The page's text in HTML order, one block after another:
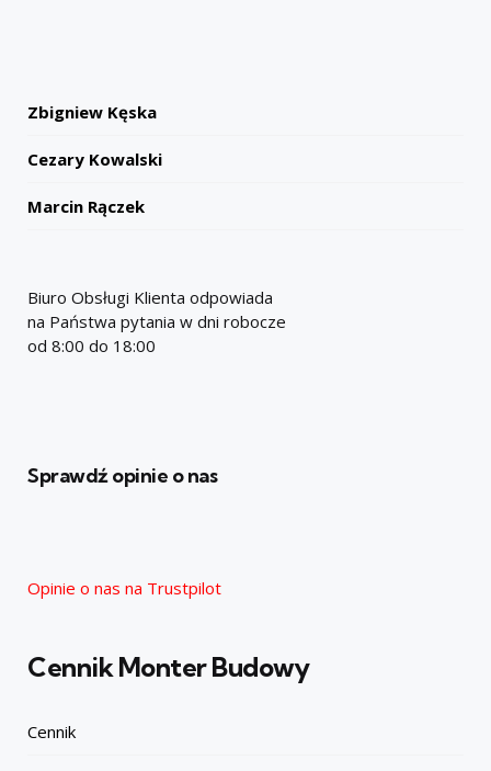
Zbigniew Kęska
Cezary Kowalski
Marcin Rączek
Biuro Obsługi Klienta odpowiada
na Państwa pytania w dni robocze
od 8:00 do 18:00
Sprawdź opinie o nas
Opinie o nas na Trustpilot
Cennik Monter Budowy
Cennik